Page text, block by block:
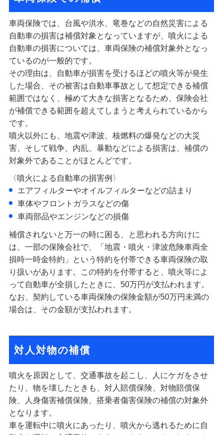
車両保険では、台風や洪水、竜巻などの自然災害による
自動車の損害は補償対象となっていますが、噴火による
自動車の損害については、車両保険の補償対象外となっ
ているのが一般的です。
その理由は、自動車が損害を受けるほどの噴火等が発生
した場合、その被害は自動車事故として想定できる補償
範囲ではなく、極めて大きな損害となるため、保険会社
が補償できる範囲を超えてしまうと考えられているから
です。
噴火以外にも、地震や津波、核燃料の爆発などの大災
害、そして戦争、内乱、暴動などによる損害は、補償の
対象外であることがほとんどです。
〈噴火による自動車の損害例〉
エアフィルターやオイルフィルターなどの詰まり
車体やフロントガラスなどの傷
車両部品やエンジンなどの損傷
補償されないと万一の時に困る、と思われる方向けに
は、一部の保険会社で、「地震・噴火・津波危険車両全
損時一時金特約」という特約を付帯できる車両保険の取
り扱いがあります。この特約を付帯すると、噴火等によ
って自動車が全損したときに、50万円が支払われます。
なお、契約している車両保険の保険金額が50万円未満の
場合は、その金額が支払われます。
対人対物の補償
噴火を原因として、交通事故を起こし、人にケガをさせ
たり、物を壊したときも、対人賠償保険、対物賠償保
険、人身傷害補償保険、搭乗者傷害保険の補償の対象外
となります。
車を運転中に噴火にあったり、噴火から逃れるために自